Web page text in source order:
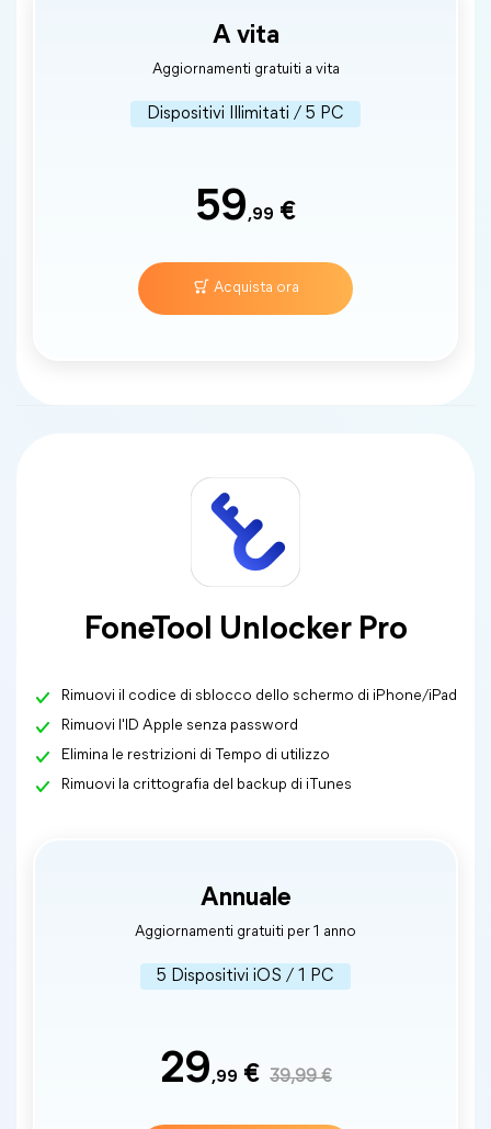
A vita
Aggiornamenti gratuiti a vita
Dispositivi Illimitati / 5 PC
59,99 €
Acquista ora
FoneTool Unlocker Pro
Rimuovi il codice di sblocco dello schermo di iPhone/iPad
Rimuovi l'ID Apple senza password
Elimina le restrizioni di Tempo di utilizzo
Rimuovi la crittografia del backup di iTunes
Annuale
Aggiornamenti gratuiti per 1 anno
5 Dispositivi iOS / 1 PC
29,99 € 39,99 €